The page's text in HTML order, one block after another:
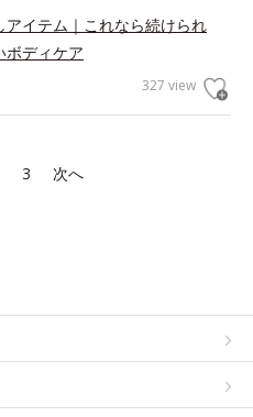
アイテム｜これなら続けられ
ボディケア
327 view
3 次へ